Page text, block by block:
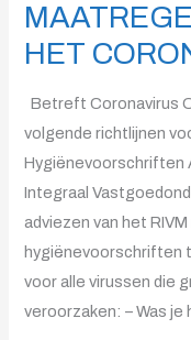
HET
Betreft Coronavirus
volgende richtlijnen
Hygiënevoorschriften
Integraal
adviezen van het
hygiënevoorschriften
voor alle virussen die
veroorzaken: – Was
MAATREGELEN
OMTRENT
CORONAVIRUS